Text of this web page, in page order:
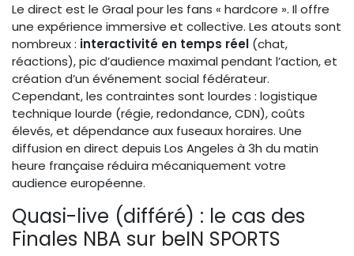
Le direct est le Graal pour les fans « hardcore ». Il offre
une expérience immersive et collective. Les atouts sont
nombreux : interactivité en temps réel (chat,
réactions), pic d’audience maximal pendant l’action, et
création d’un événement social fédérateur.
Cependant, les contraintes sont lourdes : logistique
technique lourde (régie, redondance, CDN), coûts
élevés, et dépendance aux fuseaux horaires. Une
diffusion en direct depuis Los Angeles à 3h du matin
heure française réduira mécaniquement votre
audience européenne.
Quasi-live (différé) : le cas des
Finales NBA sur beIN SPORTS